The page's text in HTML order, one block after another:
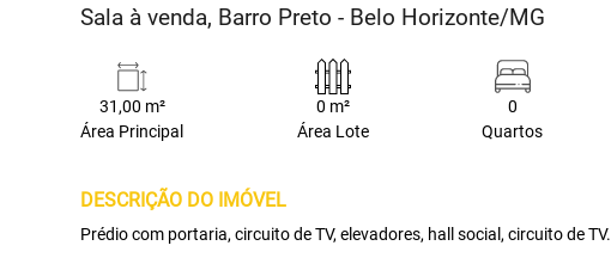
Sala à venda, Barro Preto - Belo Horizonte/MG
31,00 m²
Área Principal
0 m²
Área Lote
0
Quartos
DESCRIÇÃO DO IMÓVEL
Prédio com portaria, circuito de TV, elevadores, hall social, circuito de TV.